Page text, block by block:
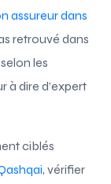
assureur dans
retrouvé dans
les
à dire d’expert
ciblés
, vérifier